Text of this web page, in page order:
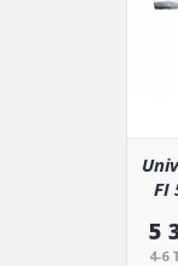
FI
5
4-6